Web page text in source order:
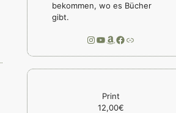
bekommen, wo es Bücher
gibt.
Instagram
YouTube
Amazon
Facebook
Link
Print
12,00€